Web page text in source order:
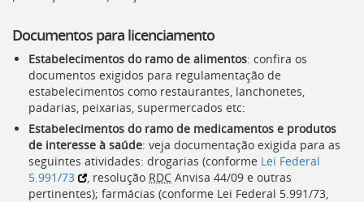
Documentos para licenciamento
Estabelecimentos do ramo de alimentos: confira os
documentos exigidos para regulamentação de
estabelecimentos como restaurantes, lanchonetes,
padarias, peixarias, supermercados etc:
Estabelecimentos do ramo de medicamentos e produtos
de interesse à saúde: veja documentação exigida para as
seguintes atividades: drogarias (conforme Lei Federal
5.991/73
, resolução RDC Anvisa 44/09 e outras
pertinentes); farmácias (conforme Lei Federal 5.991/73,